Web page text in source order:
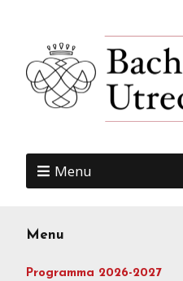
Menu
Menu
Programma 2026-2027